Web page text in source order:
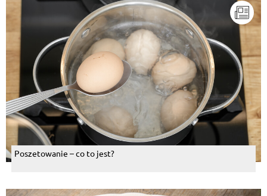
Poszetowanie – co to jest?